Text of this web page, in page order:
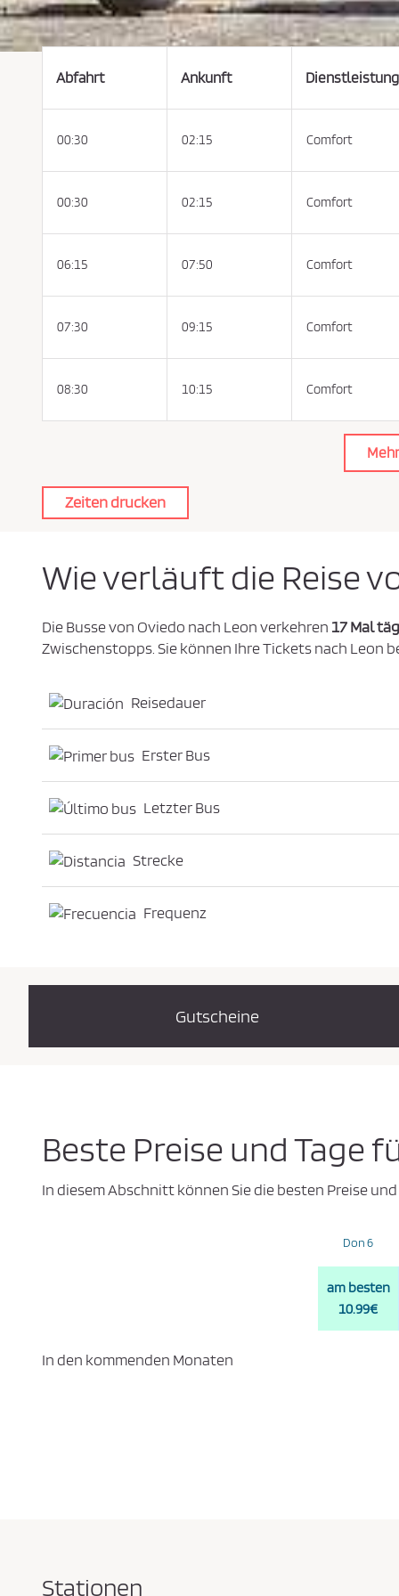
n
k
a
u
f
b
e
i
u
u
d
r
D
t
s
u
z
r
c
i
e
m
m
e
Abfahrt Ankunft Dienstleistung
00:30 02:15 Comfort
00:30 02:15 Comfort
06:15 07:50 Comfort
07:30 09:15 Comfort
08:30 10:15 Comfort
Zeiten drucken
Wie verläuft die Reise
Die Busse von Oviedo nach Leon verkehren 17 Mal
Zwischenstopps. Sie können Ihre Tickets nach Leon
Reisedauer
Erster Bus
Letzter Bus
Strecke
Frequenz
Gutscheine
Beste Preise und Tage
In diesem Abschnitt können Sie die besten Preise
Don 6
am besten
10.99€
In den kommenden Monaten
Stationen